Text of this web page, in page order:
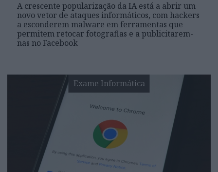
A crescente popularização da IA está a abrir um
novo vetor de ataques informáticos, com hackers
a esconderem malware em ferramentas que
permitem retocar fotografias e a publicitarem-
nas no Facebook
Exame Informática